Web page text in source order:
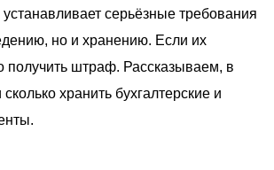
серьёзные требования
но и хранению. Если их
получить штраф. Рассказываем, в
хранить бухгалтерские и